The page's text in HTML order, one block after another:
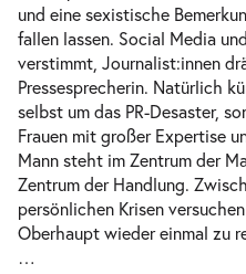
19:30 Uhr
Die
Do. 04.03.2027
19:30 Uhr
und eine sexistische
fallen lassen. Social Media
verstimmt, Journalist:innen
Pressesprecherin. Natürlich
selbst um das PR-Desaster,
Frauen mit großer Expertise
Mann steht im Zentrum der
Zentrum der Handlung.
persönlichen Krisen
Oberhaupt wieder einmal zu
…